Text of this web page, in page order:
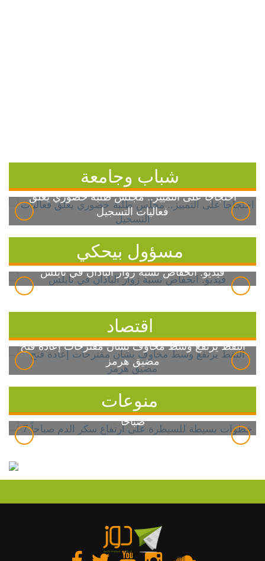
شباب وجامعة
احتجاجاً على التمييز.. مجلس طلبة خضوري يعلق
فعاليات التسجيل
مسؤول بيحكي
فيديو: انخفاض نسبة زوار الباذان في نابلس
اقتصاد
النفط يرتفع وسط مخاوف بشأن مقترحات إعادة فتح
مضيق هرمز
منوعات
7 خطوات بسيطة للسيطرة على ارتفاع سكر الدم
صباحاً